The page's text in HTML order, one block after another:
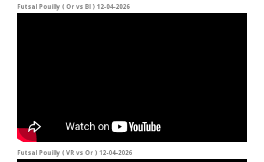
Futsal Pouilly ( Or vs Bl ) 12-04-2026
Futsal Pouilly ( VR vs Or ) 12-04-2026